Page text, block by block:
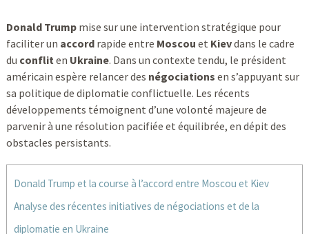
Donald Trumpmise sur une intervention stratégique pour
faciliter un accordrapide entre Moscou et Kievdans le cadre
du confliten Ukraine. Dans un contexte tendu, le président
américain espère relancer des négociations en s’appuyant sur
sa politique de diplomatie conflictuelle. Les récents
développements témoignent d’une volonté majeure de
parvenir à une résolution pacifiée et équilibrée, en dépit des
obstacles persistants.
Donald Trump et la course à l’accord entre Moscou et Kiev
Analyse des récentes initiatives de négociations et de la
diplomatie en Ukraine